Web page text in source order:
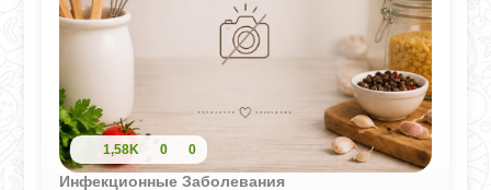
1,58K 0 0
Инфекционные Заболевания